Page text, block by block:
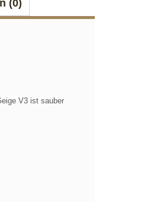
(0)
V3 ist sauber